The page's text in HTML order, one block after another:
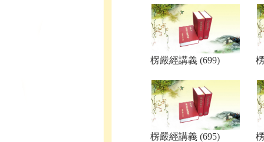
楞嚴經講義 (699)
楞嚴經講義 (695)